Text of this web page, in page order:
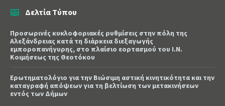
Δελτία Τύπου
Προσωρινές κυκλοφοριακές ρυθμίσεις στην πόλη της
Αλεξάνδρειας κατά τη διάρκεια διεξαγωγής
εμποροπανήγυρης, στο πλαίσιο εορτασμού του Ι.Ν.
Κοιμήσεως της Θεοτόκου
Ερωτηματολόγιο για την Βιώσιμη αστική κινητικότητα και την
καταγραφή απόψεων για τη βελτίωση των μετακινήσεων
εντός των Δήμων